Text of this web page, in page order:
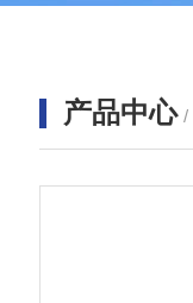
产品中心 /